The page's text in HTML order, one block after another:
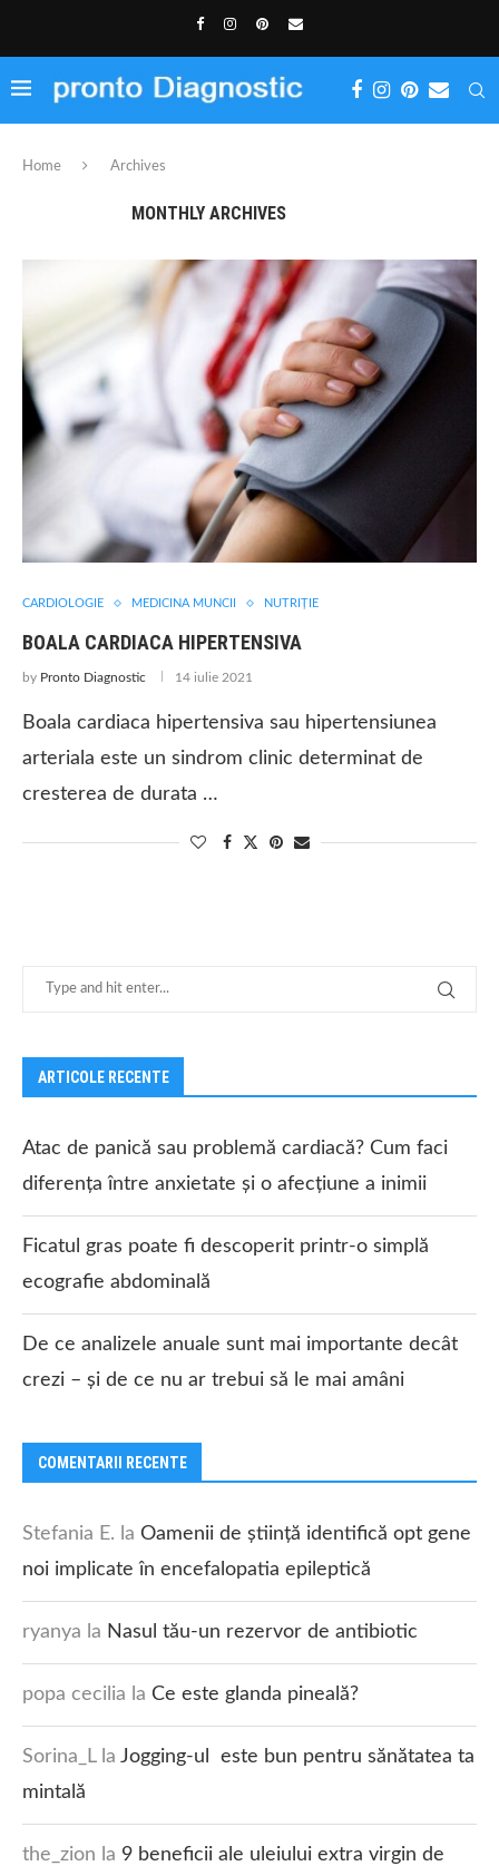
Home Archives
MONTHLY ARCHIVES
CARDIOLOGIE MEDICINA MUNCII NUTRIŢIE
BOALA CARDIACA HIPERTENSIVA
by Pronto Diagnostic 14 iulie 2021
Boala cardiaca hipertensiva sau hipertensiunea
arteriala este un sindrom clinic determinat de
cresterea de durata …
ARTICOLE RECENTE
Atac de panică sau problemă cardiacă? Cum faci
diferența între anxietate și o afecțiune a inimii
Ficatul gras poate fi descoperit printr-o simplă
ecografie abdominală
De ce analizele anuale sunt mai importante decât
crezi – și de ce nu ar trebui să le mai amâni
COMENTARII RECENTE
Stefania E. la Oamenii de știință identifică opt gene
noi implicate în encefalopatia epileptică
ryanya la Nasul tău-un rezervor de antibiotic
popa cecilia la Ce este glanda pineală?
Sorina_Lla Jogging-ul este bun pentru sănătatea ta
mintală
the_zion la 9 beneficii ale uleiului extra virgin de